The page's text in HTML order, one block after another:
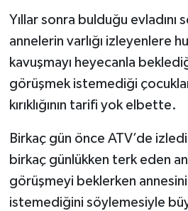
Yıllar sonra bulduğu evladını
annelerin varlığı izleyenlere
kavuşmayı heyecanla
görüşmek istemediği
kırıklığının tarifi yok elbette.
Birkaç gün önce ATV’de
birkaç günlükken terk eden
görüşmeyi beklerken
istemediğini söylemesiyle